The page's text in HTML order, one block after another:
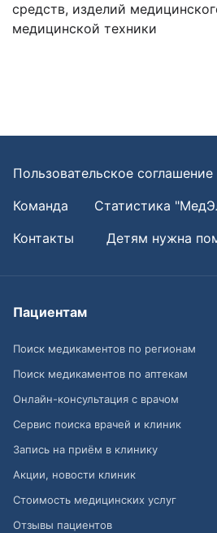
средств, изделий
медицинской техники
Пользовательское соглашение
Команда
Статистика
Контакты
Детям нужна
Пациентам
Поиск медикаментов по регионам
Поиск медикаментов по аптекам
Онлайн-консультация с врачом
Сервис поиска врачей и клиник
Запись на приём в клинику
Акции, новости клиник
Стоимость медицинских услуг
Отзывы пациентов